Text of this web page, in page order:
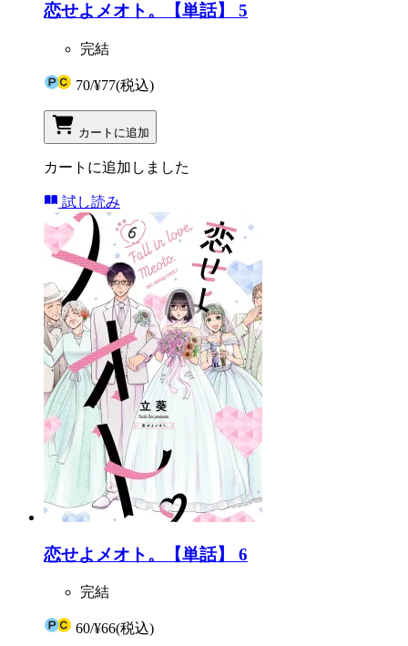
恋せよメオト。【単話】 5
完結
70/¥77(税込)
カートに追加
カートに追加しました
試し読み
恋せよメオト。【単話】 6
完結
60/¥66(税込)